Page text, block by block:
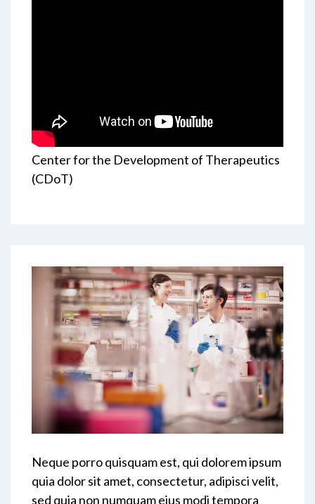
File Caption
Center for the Development of Therapeutics
(CDoT)
Neque porro quisquam est, qui dolorem ipsum
quia dolor sit amet, consectetur, adipisci velit,
sed quia non numquam eius modi tempora